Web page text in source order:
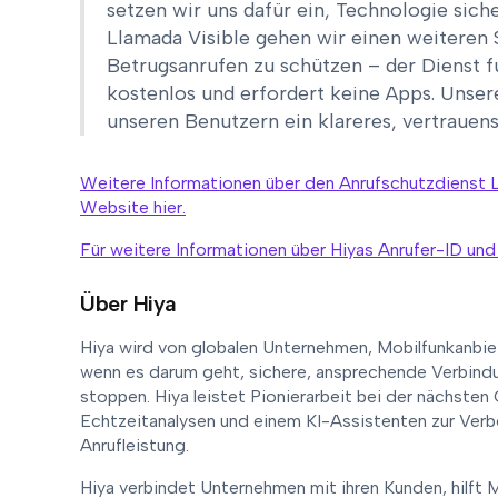
setzen wir uns dafür ein, Technologie
Llamada Visible gehen wir einen
Betrugsanrufen zu schützen – der
kostenlos und erfordert keine Apps.
unseren Benutzern ein klareres,
Weitere Informationen über den Anrufschutzdienst
Website hier.
Für weitere Informationen über Hiyas Anrufer-ID
Über Hiya
Hiya wird von globalen Unternehmen,
wenn es darum geht, sichere, ansprechende
stoppen. Hiya leistet Pionierarbeit bei der
Echtzeitanalysen und einem KI-Assistenten zur
Anrufleistung.
Hiya verbindet Unternehmen mit ihren Kunden, hilft